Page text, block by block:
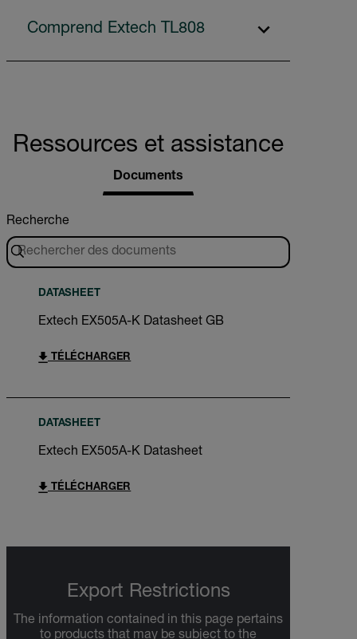
Comprend Extech TL808
Ressources et assistance
Documents
Recherche
DATASHEET
Extech EX505A-K Datasheet GB
TÉLÉCHARGER
DATASHEET
Extech EX505A-K Datasheet
TÉLÉCHARGER
Export Restrictions
The information contained in this page pertains
to products that may be subject to the